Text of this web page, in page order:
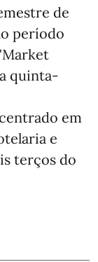
de
período
quinta-
em
e
terços do